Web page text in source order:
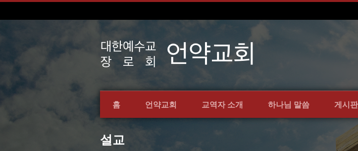
홈 언약교회 교역자 소개 하나님 말씀 게시판
설교